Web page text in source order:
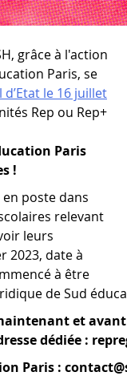
grâce à l'action
Paris, se
d’Etat le 16 juillet
Rep ou Rep+
Paris
!
en poste dans
relevant
leurs
2023, date à
à être
de Sud
et avant
dédiée :
Paris :